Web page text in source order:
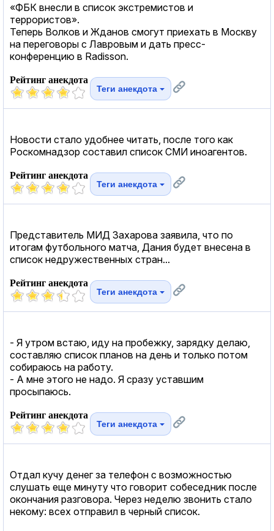
«ФБК внесли в список экстремистов и
террористов».
Теперь Волков и Жданов смогут приехать в Москву
на переговоры с Лавровым и дать пресс-
конференцию в Radisson.
Рейтинг анекдота
Теги анекдота
Новости стало удобнее читать, после того как
Роскомнадзор составил список СМИ иноагентов.
Рейтинг анекдота
Теги анекдота
Представитель МИД Захарова заявила, что по
итогам футбольного матча, Дания будет внесена в
список недружественных стран...
Рейтинг анекдота
Теги анекдота
- Я утром встаю, иду на пробежку, зарядку делаю,
составляю список планов на день и только потом
собираюсь на работу.
- А мне этого не надо. Я сразу уставшим
просыпаюсь.
Рейтинг анекдота
Теги анекдота
Отдал кучу денег за телефон с возможностью
слушать еще минуту что говорит собеседник после
окончания разговора. Через неделю звонить стало
некому: всех отправил в черный список.